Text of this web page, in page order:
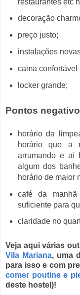
decoração
preço justo;
instalações
cama confortável
locker grande;
Pontos
horário da
horário que a
arrumando e aí
algum dos
horário de maior
café da
suficiente para
claridade no
Veja aqui várias
Vila Mariana, uma
para isso e com
comer poutine e
deste hostel)!